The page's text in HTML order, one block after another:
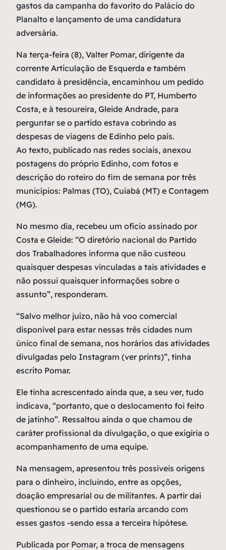
gastos da campanha do favorito do Palácio do
Planalto e lançamento de uma candidatura
adversária.
Na terça-feira (8), Valter Pomar, dirigente da
corrente Articulação de Esquerda e também
candidato à presidência, encaminhou um pedido
de informações ao presidente do PT, Humberto
Costa, e à tesoureira, Gleide Andrade, para
perguntar se o partido estava cobrindo as
despesas de viagens de Edinho pelo país.
Ao texto, publicado nas redes sociais, anexou
postagens do próprio Edinho, com fotos e
descrição do roteiro do fim de semana por três
municípios: Palmas (TO), Cuiabá (MT) e Contagem
(MG).
No mesmo dia, recebeu um ofício assinado por
Costa e Gleide: “O diretório nacional do Partido
dos Trabalhadores informa que não custeou
quaisquer despesas vinculadas a tais atividades e
não possui quaisquer informações sobre o
assunto”, responderam.
“Salvo melhor juízo, não há voo comercial
disponível para estar nessas três cidades num
único final de semana, nos horários das atividades
divulgadas pelo Instagram (ver prints)”, tinha
escrito Pomar.
Ele tinha acrescentado ainda que, a seu ver, tudo
indicava, “portanto, que o deslocamento foi feito
de jatinho”. Ressaltou ainda o que chamou de
caráter profissional da divulgação, o que exigiria o
acompanhamento de uma equipe.
Na mensagem, apresentou três possíveis origens
para o dinheiro, incluindo, entre as opções,
doação empresarial ou de militantes. A partir daí
questionou se o partido estaria arcando com
esses gastos -sendo essa a terceira hipótese.
Publicada por Pomar, a troca de mensagens